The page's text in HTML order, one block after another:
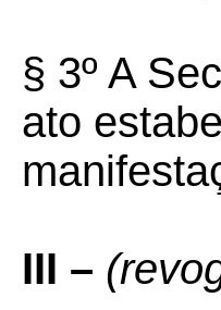
§ 3º A
ato
III –